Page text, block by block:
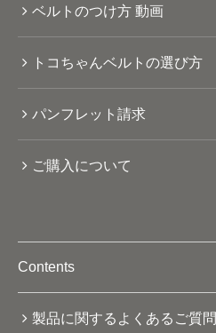
ベルトのつけ方 動画
トコちゃんベルトの選び方
パンフレット請求
ご購入について
Contents
製品に関するよくあるご質問